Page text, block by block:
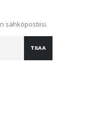
sähköpostiisi.
TILAA